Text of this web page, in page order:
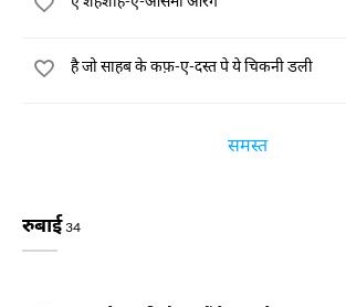
है जो साहब के कफ़-ए-दस्त पे ये चिकनी डली
समस्त
रुबाई34